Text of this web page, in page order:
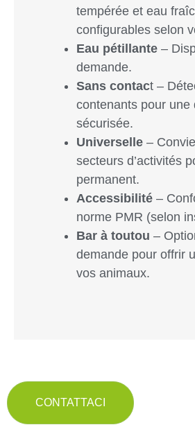
tempérée et eau
configurables selon
Eau pétillante –
demande.
Sans contact –
contenants pour une
sécurisée.
Universelle –
secteurs d’activités
permanent.
Accessibilité –
norme PMR (selon
Bar à toutou –
demande pour offrir
vos animaux.
CONTATTACI